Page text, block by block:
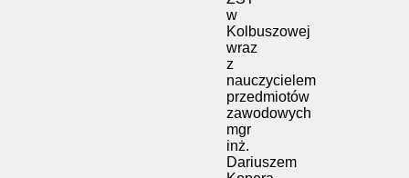
w
Kolbuszowej
wraz
z
nauczycielem
przedmiotów
zawodowych
mgr
inż.
Dariuszem